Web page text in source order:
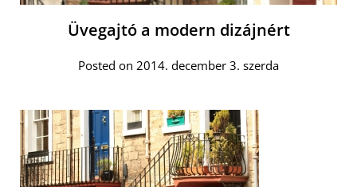
Üvegajtó a modern dizájnért
Posted on 2014. december 3. szerda